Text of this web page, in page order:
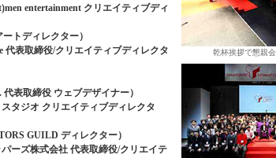
entertainment クリエイティブディ
トディレクター）
代表取締役/クリエイティブディレクタ
表取締役 ウェブデザイナー）
タジオ クリエイティブディレクタ
GUILD ディレクター）
ーズ株式会社 代表取締役/クリエイテ
乾杯挨拶で懇親